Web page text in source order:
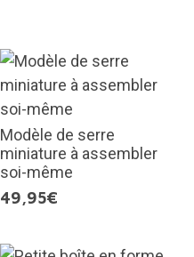
Modèle de serre
miniature à assembler
soi-même
49,95€